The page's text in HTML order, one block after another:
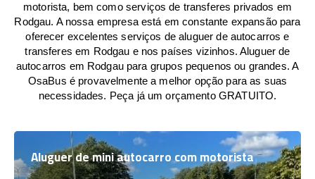
motorista, bem como serviços de transferes privados em
Rodgau. A nossa empresa está em constante expansão para
oferecer excelentes serviços de aluguer de autocarros e
transferes em Rodgau e nos países vizinhos. Aluguer de
autocarros em Rodgau para grupos pequenos ou grandes. A
OsaBus é provavelmente a melhor opção para as suas
necessidades. Peça já um orçamento GRATUITO.
Aluguer de mini autocarro com motorista